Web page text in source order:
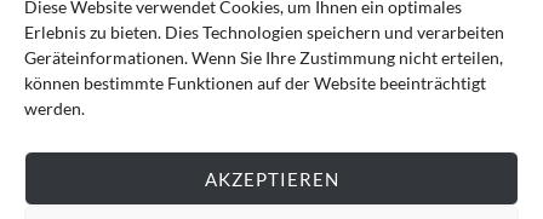
Diese Website verwendet Cookies, um Ihnen ein optimales
Erlebnis zu bieten. Dies Technologien speichern und verarbeiten
Geräteinformationen. Wenn Sie Ihre Zustimmung nicht erteilen,
können bestimmte Funktionen auf der Website beeinträchtigt
werden.
AKZEPTIEREN
Mein Bestellkonto Kundeninformationen Datenschutz
Cookie-Richtlinie (EU) Impressum
VERTRAG WIDERRUFEN